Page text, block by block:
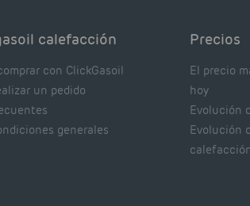
calefacción
con ClickGasoil
un pedido
generales
Precios
El precio
hoy
Evolución
Evolución
calefacción